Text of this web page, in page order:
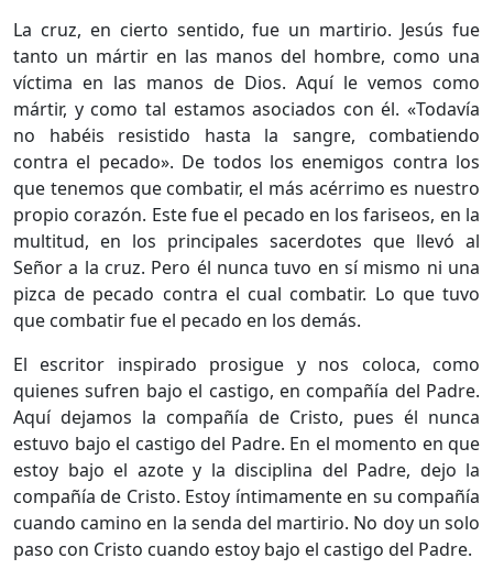
La cruz, en cierto sentido, fue un martirio. Jesús fue
tanto un mártir en las manos del hombre, como una
víctima en las manos de Dios. Aquí le vemos como
mártir, y como tal estamos asociados con él. «Todavía
no habéis resistido hasta la sangre, combatiendo
contra el pecado». De todos los enemigos contra los
que tenemos que combatir, el más acérrimo es nuestro
propio corazón. Este fue el pecado en los fariseos, en la
multitud, en los principales sacerdotes que llevó al
Señor a la cruz. Pero él nunca tuvo en sí mismo ni una
pizca de pecado contra el cual combatir. Lo que tuvo
que combatir fue el pecado en los demás.
El escritor inspirado prosigue y nos coloca, como
quienes sufren bajo el castigo, en compañía del Padre.
Aquí dejamos la compañía de Cristo, pues él nunca
estuvo bajo el castigo del Padre. En el momento en que
estoy bajo el azote y la disciplina del Padre, dejo la
compañía de Cristo. Estoy íntimamente en su compañía
cuando camino en la senda del martirio. No doy un solo
paso con Cristo cuando estoy bajo el castigo del Padre.